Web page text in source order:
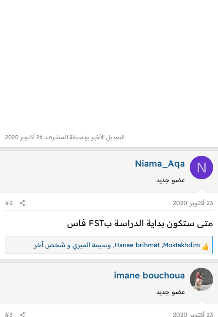
التعديل الأخير بواسطة المشرف: 26 أكتوبر 2020
N
Niama_Aqa
عضو جديد
23 أكتوبر 2020 #2
متى ستكون بداية الدراسة بFST فاس
ا
ل
ت
ف
ع
Mostakhdim
,
Hanae brihmat
, وسيمة الميري و شخص آخر
imane bouchoua
عضو جديد
23 أكتوبر 2020 #3